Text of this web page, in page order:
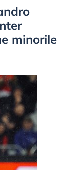
minorile